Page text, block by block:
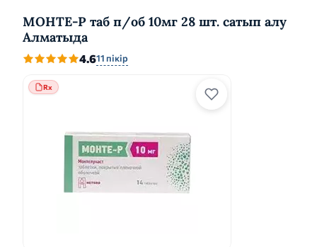
МОНТЕ-Р таб п/об 10мг 28 шт. сатып алу
Алматыда
4.611 пікір
Rx